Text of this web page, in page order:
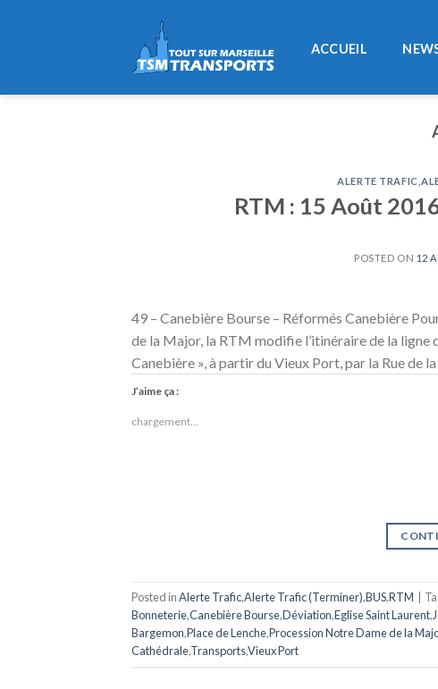
ACCUEIL
ALERTE TRAFIC ,
RTM : 15 Août
POSTED ON 12
49 – Canebière Bourse – Réformés Canebière
de la Major, la RTM modifie l’itinéraire de la ligne
Canebière », à partir du Vieux Port, par la Rue de
J’aime ça :
chargement…
Posted inAlerte Trafic,Alerte Trafic (Terminer),BUS,RTM
Bonneterie,Canebière Bourse,Déviation,Eglise Saint Laurent,
Bargemon,Place de Lenche,Procession Notre Dame de la
Cathédrale,Transports,Vieux Port